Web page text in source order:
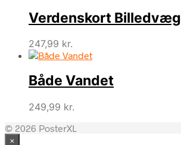
Verdenskort Billedvæg
247,99 kr.
Både Vandet
249,99 kr.
© 2026 PosterXL
×